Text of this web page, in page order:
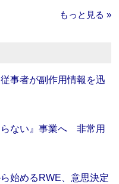
もっと見る »
事者が副作用情報を迅
らない』事業へ 非常用
始めるRWE、意思決定